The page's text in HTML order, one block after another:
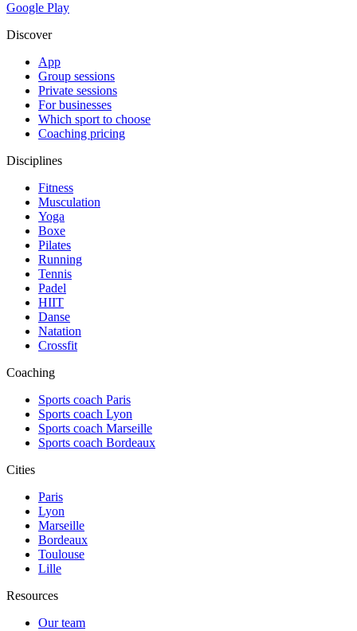
Google Play
Discover
App
Group sessions
Private sessions
For businesses
Which sport to choose
Coaching pricing
Disciplines
Fitness
Musculation
Yoga
Boxe
Pilates
Running
Tennis
Padel
HIIT
Danse
Natation
Crossfit
Coaching
Sports coach Paris
Sports coach Lyon
Sports coach Marseille
Sports coach Bordeaux
Cities
Paris
Lyon
Marseille
Bordeaux
Toulouse
Lille
Resources
Our team